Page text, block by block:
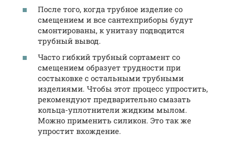
После того, когда трубное изделие со
смещением и все сантехприборы будут
смонтированы, к унитазу подводится
трубный вывод.
Часто гибкий трубный сортамент со
смещением образует трудности при
состыковке с остальными трубными
изделиями. Чтобы этот процесс упростить,
рекомендуют предварительно смазать
кольца-уплотнители жидким мылом.
Можно применить силикон. Это так же
упростит вхождение.